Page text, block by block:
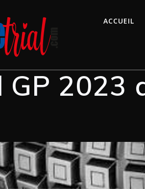
ACCUEIL
GP 2023